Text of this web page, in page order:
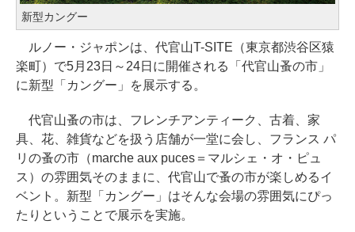
新型カングー
ルノー・ジャポンは、代官山T-SITE（東京都渋谷区猿
楽町）で5月23日～24日に開催される「代官山蚤の市」
に新型「カングー」を展示する。
代官山蚤の市は、フレンチアンティーク、古着、家
具、花、雑貨などを扱う店舗が一堂に会し、フランス パ
リの蚤の市（marche aux puces＝マルシェ・オ・ピュ
ス）の雰囲気そのままに、代官山で蚤の市が楽しめるイ
ベント。新型「カングー」はそんな会場の雰囲気にぴっ
たりということで展示を実施。